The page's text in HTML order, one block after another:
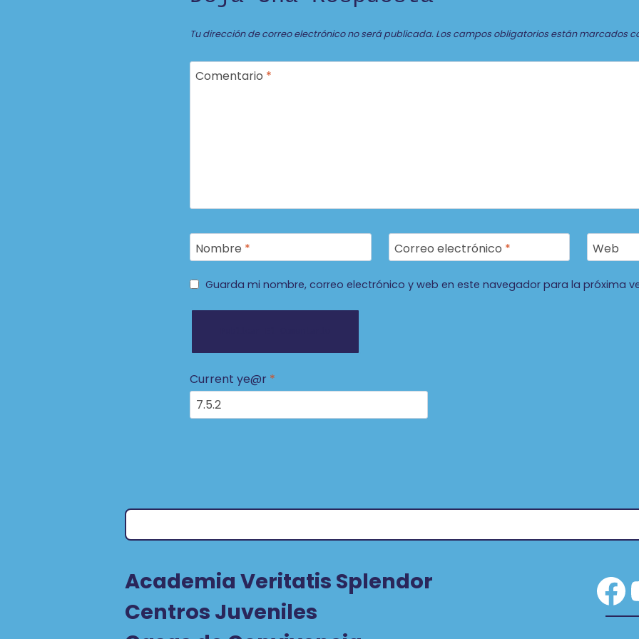
Tu dirección de correo electrónico no será publicada. Los campos obligatorios están marcados
Comentario *
Nombre * Correo electrónico * Web
Guarda mi nombre, correo electrónico y web en este navegador para la próxima
Current ye@r *
Academia Veritatis Splendor
Centros Juveniles